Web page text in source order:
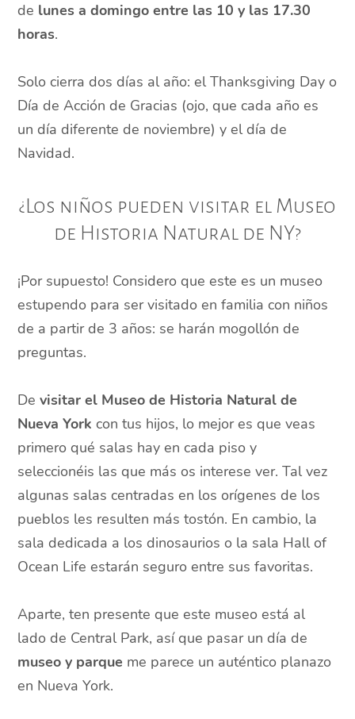
de lunes a domingo entre las 10 y las 17.30
horas.
Solo cierra dos días al año: el Thanksgiving Day o
Día de Acción de Gracias (ojo, que cada año es
un día diferente de noviembre) y el día de
Navidad.
¿Los niños pueden visitar el Museo
de Historia Natural de NY?
¡Por supuesto! Considero que este es un museo
estupendo para ser visitado en familia con niños
de a partir de 3 años: se harán mogollón de
preguntas.
De visitar el Museo de Historia Natural de
Nueva York con tus hijos, lo mejor es que veas
primero qué salas hay en cada piso y
seleccionéis las que más os interese ver. Tal vez
algunas salas centradas en los orígenes de los
pueblos les resulten más tostón. En cambio, la
sala dedicada a los dinosaurios o la sala Hall of
Ocean Life estarán seguro entre sus favoritas.
Aparte, ten presente que este museo está al
lado de Central Park, así que pasar un día de
museo y parque me parece un auténtico planazo
en Nueva York.